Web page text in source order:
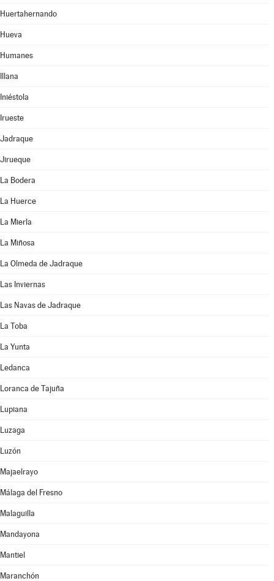
Huertahernando
Hueva
Humanes
Illana
Iniéstola
Irueste
Jadraque
Jirueque
La Bodera
La Huerce
La Mierla
La Miñosa
La Olmeda de Jadraque
Las Inviernas
Las Navas de Jadraque
La Toba
La Yunta
Ledanca
Loranca de Tajuña
Lupiana
Luzaga
Luzón
Majaelrayo
Málaga del Fresno
Malaguilla
Mandayona
Mantiel
Maranchón